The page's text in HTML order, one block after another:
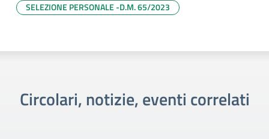
SELEZIONE PERSONALE -D.M. 65/2023
Circolari, notizie, eventi correlati